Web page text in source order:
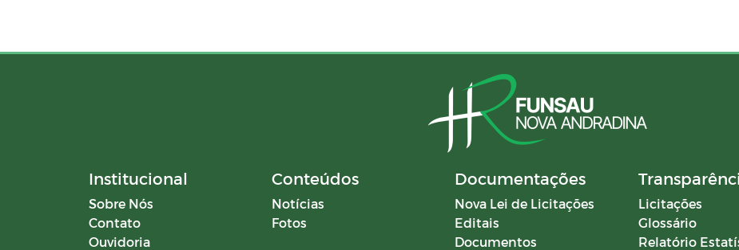
Institucional
Sobre Nós
Contato
Ouvidoria
Conteúdos
Notícias
Fotos
Documentações
Nova Lei de Licitações
Editais
Documentos
Licitações
Glossário
Relatório